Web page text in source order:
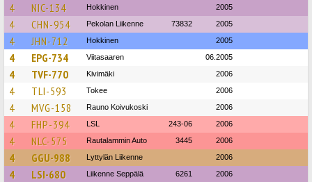
4 NIC-134 Hokkinen 2005
4 CHN-954 Pekolan Liikenne 73832 2005
4 JHN-712 Hokkinen 2005
4 EPG-734 Viitasaaren 06.2005
4 TVF-770 Kivimäki 2006
4 TLI-593 Tokee 2006
4 MVG-158 Rauno Koivukoski 2006
4 FHP-394 LSL 243-06 2006
4 NLC-575 Rautalammin Auto 3445 2006
4 GGU-988 Lyttylän Liikenne 2006
4 LSI-680 Liikenne Seppälä 6261 2006